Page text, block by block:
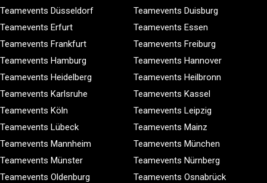
Teamevents Düsseldorf
Teamevents Duisburg
Teamevents Erfurt
Teamevents Essen
Teamevents Frankfurt
Teamevents Freiburg
Teamevents Hamburg
Teamevents Hannover
Teamevents Heidelberg
Teamevents Heilbronn
Teamevents Karlsruhe
Teamevents Kassel
Teamevents Köln
Teamevents Leipzig
Teamevents Lübeck
Teamevents Mainz
Teamevents Mannheim
Teamevents München
Teamevents Münster
Teamevents Nürnberg
Teamevents Oldenburg
Teamevents Osnabrück